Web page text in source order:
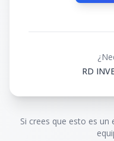
RD
Si crees que esto es